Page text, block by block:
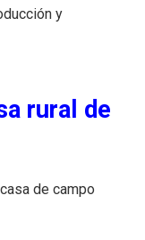
y
rural de
de campo